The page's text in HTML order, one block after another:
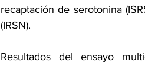
recaptación de serotonina
(IRSN).
Resultados del ensayo